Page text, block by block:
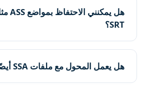
SRT؟
هل يعمل المحول مع ملفات SSA أيضًا؟